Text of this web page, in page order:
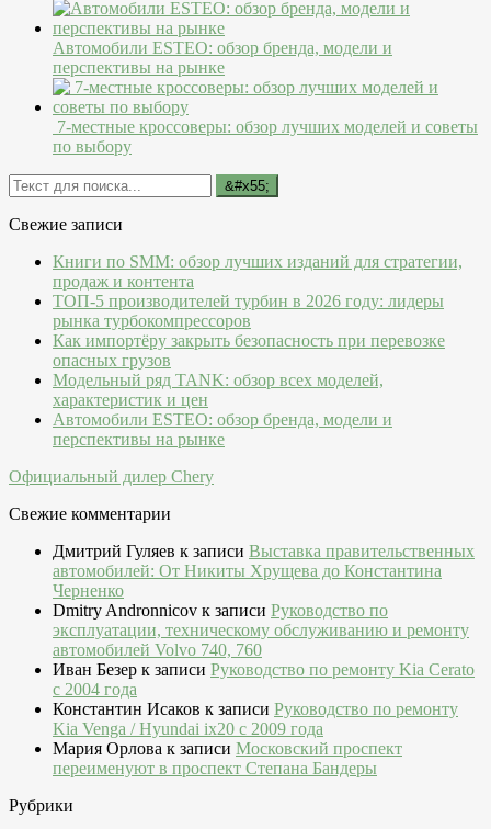
Автомобили ESTEO: обзор бренда, модели и
перспективы на рынке
7-местные кроссоверы: обзор лучших моделей и советы
по выбору
Свежие записи
Книги по SMM: обзор лучших изданий для стратегии,
продаж и контента
ТОП-5 производителей турбин в 2026 году: лидеры
рынка турбокомпрессоров
Как импортёру закрыть безопасность при перевозке
опасных грузов
Модельный ряд TANK: обзор всех моделей,
характеристик и цен
Автомобили ESTEO: обзор бренда, модели и
перспективы на рынке
Официальный дилер Chery
Свежие комментарии
Дмитрий Гуляев к записи Выставка правительственных
автомобилей: От Никиты Хрущева до Константина
Черненко
Dmitry Andronnicov к записи Руководство по
эксплуатации, техническому обслуживанию и ремонту
автомобилей Volvo 740, 760
Иван Безер к записи Руководство по ремонту Kia Cerato
c 2004 года
Константин Исаков к записи Руководство по ремонту
Kia Venga / Hyundai ix20 c 2009 года
Мария Орлова к записи Московский проспект
переименуют в проспект Степана Бандеры
Рубрики